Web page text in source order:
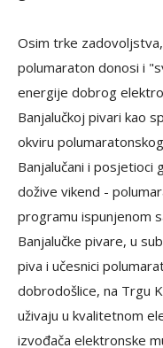
Osim trke
polumaraton donosi i
energije dobrog
Banjalučkoj pivari kao
okviru
Banjalučani i posjetioci
dožive vikend -
programu ispunjenom
Banjalučke pivare, u
piva i učesnici
dobrodošlice, na Trgu
uživaju u kvalitetnom
izvođača elektronske